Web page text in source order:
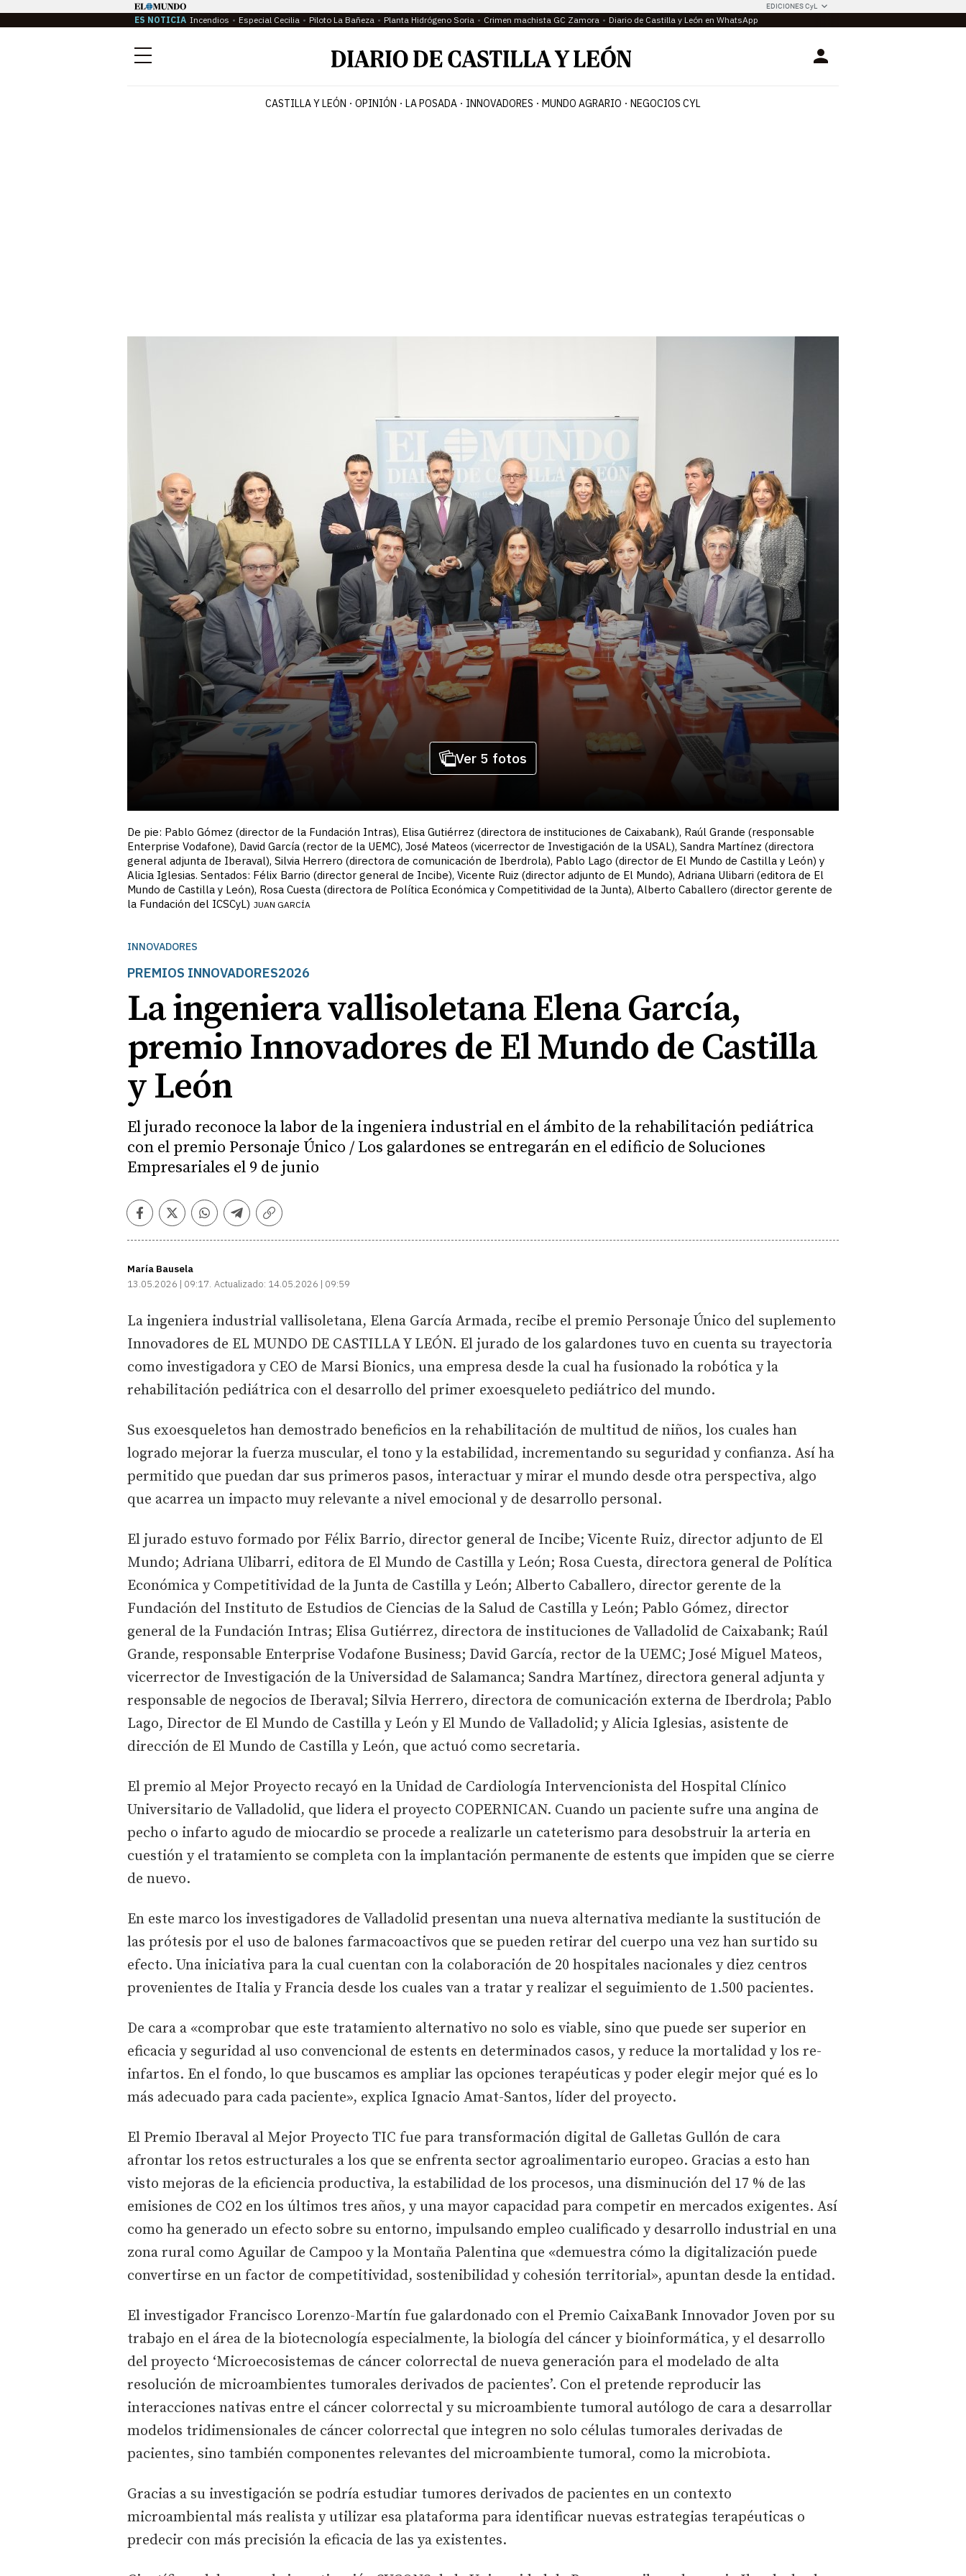
EDICIONES CyL
ES NOTICIA Incendios Especial Cecilia Piloto La Bañeza Planta Hidrógeno Soria Crimen machista GC Zamora Diario de Castilla y León en WhatsApp
Menú Login
CASTILLA Y LEÓN OPINIÓN LA POSADA INNOVADORES MUNDO AGRARIO NEGOCIOS CYL
Ver 5 fotos
De pie: Pablo Gómez (director de la Fundación Intras), Elisa Gutiérrez (directora de instituciones de Caixabank), Raúl Grande (responsable
Enterprise Vodafone), David García (rector de la UEMC), José Mateos (vicerrector de Investigación de la USAL), Sandra Martínez (directora
general adjunta de Iberaval), Silvia Herrero (directora de comunicación de Iberdrola), Pablo Lago (director de El Mundo de Castilla y León) y
Alicia Iglesias. Sentados: Félix Barrio (director general de Incibe), Vicente Ruiz (director adjunto de El Mundo), Adriana Ulibarri (editora de El
Mundo de Castilla y León), Rosa Cuesta (directora de Política Económica y Competitividad de la Junta), Alberto Caballero (director gerente de
la Fundación del ICSCyL) JUAN GARCÍA
INNOVADORES
PREMIOS INNOVADORES2026
La ingeniera vallisoletana Elena García,
premio Innovadores de El Mundo de Castilla
y León
El jurado reconoce la labor de la ingeniera industrial en el ámbito de la rehabilitación pediátrica
con el premio Personaje Único / Los galardones se entregarán en el edificio de Soluciones
Empresariales el 9 de junio
Facebook
TwitterWhatsapp
Telegram
Copiar
María Bausela
13.05.2026 | 09:17 Actualizado: 14.05.2026 | 09:59
La ingeniera industrial vallisoletana, Elena García Armada, recibe el premio Personaje Único del suplemento
Innovadores de EL MUNDO DE CASTILLA Y LEÓN. El jurado de los galardones tuvo en cuenta su trayectoria
como investigadora y CEO de Marsi Bionics, una empresa desde la cual ha fusionado la robótica y la
rehabilitación pediátrica con el desarrollo del primer exoesqueleto pediátrico del mundo.
Sus exoesqueletos han demostrado beneficios en la rehabilitación de multitud de niños, los cuales han
logrado mejorar la fuerza muscular, el tono y la estabilidad, incrementando su seguridad y confianza. Así ha
permitido que puedan dar sus primeros pasos, interactuar y mirar el mundo desde otra perspectiva, algo
que acarrea un impacto muy relevante a nivel emocional y de desarrollo personal.
El jurado estuvo formado por Félix Barrio, director general de Incibe; Vicente Ruiz, director adjunto de El
Mundo; Adriana Ulibarri, editora de El Mundo de Castilla y León; Rosa Cuesta, directora general de Política
Económica y Competitividad de la Junta de Castilla y León; Alberto Caballero, director gerente de la
Fundación del Instituto de Estudios de Ciencias de la Salud de Castilla y León; Pablo Gómez, director
general de la Fundación Intras; Elisa Gutiérrez, directora de instituciones de Valladolid de Caixabank; Raúl
Grande, responsable Enterprise Vodafone Business; David García, rector de la UEMC; José Miguel Mateos,
vicerrector de Investigación de la Universidad de Salamanca; Sandra Martínez, directora general adjunta y
responsable de negocios de Iberaval; Silvia Herrero, directora de comunicación externa de Iberdrola; Pablo
Lago, Director de El Mundo de Castilla y León y El Mundo de Valladolid; y Alicia Iglesias, asistente de
dirección de El Mundo de Castilla y León, que actuó como secretaria.
El premio al Mejor Proyecto recayó en la Unidad de Cardiología Intervencionista del Hospital Clínico
Universitario de Valladolid, que lidera el proyecto COPERNICAN. Cuando un paciente sufre una angina de
pecho o infarto agudo de miocardio se procede a realizarle un cateterismo para desobstruir la arteria en
cuestión y el tratamiento se completa con la implantación permanente de estents que impiden que se cierre
de nuevo.
En este marco los investigadores de Valladolid presentan una nueva alternativa mediante la sustitución de
las prótesis por el uso de balones farmacoactivos que se pueden retirar del cuerpo una vez han surtido su
efecto. Una iniciativa para la cual cuentan con la colaboración de 20 hospitales nacionales y diez centros
provenientes de Italia y Francia desde los cuales van a tratar y realizar el seguimiento de 1.500 pacientes.
De cara a «comprobar que este tratamiento alternativo no solo es viable, sino que puede ser superior en
eficacia y seguridad al uso convencional de estents en determinados casos, y reduce la mortalidad y los re-
infartos. En el fondo, lo que buscamos es ampliar las opciones terapéuticas y poder elegir mejor qué es lo
más adecuado para cada paciente», explica Ignacio Amat-Santos, líder del proyecto.
El Premio Iberaval al Mejor Proyecto TIC fue para transformación digital de Galletas Gullón de cara
afrontar los retos estructurales a los que se enfrenta sector agroalimentario europeo. Gracias a esto han
visto mejoras de la eficiencia productiva, la estabilidad de los procesos, una disminución del 17 % de las
emisiones de CO2 en los últimos tres años, y una mayor capacidad para competir en mercados exigentes. Así
como ha generado un efecto sobre su entorno, impulsando empleo cualificado y desarrollo industrial en una
zona rural como Aguilar de Campoo y la Montaña Palentina que «demuestra cómo la digitalización puede
convertirse en un factor de competitividad, sostenibilidad y cohesión territorial», apuntan desde la entidad.
El investigador Francisco Lorenzo-Martín fue galardonado con el Premio CaixaBank Innovador Joven por su
trabajo en el área de la biotecnología especialmente, la biología del cáncer y bioinformática, y el desarrollo
del proyecto ‘Microecosistemas de cáncer colorrectal de nueva generación para el modelado de alta
resolución de microambientes tumorales derivados de pacientes’. Con el pretende reproducir las
interacciones nativas entre el cáncer colorrectal y su microambiente tumoral autólogo de cara a desarrollar
modelos tridimensionales de cáncer colorrectal que integren no solo células tumorales derivadas de
pacientes, sino también componentes relevantes del microambiente tumoral, como la microbiota.
Gracias a su investigación se podría estudiar tumores derivados de pacientes en un contexto
microambiental más realista y utilizar esa plataforma para identificar nuevas estrategias terapéuticas o
predecir con más precisión la eficacia de las ya existentes.